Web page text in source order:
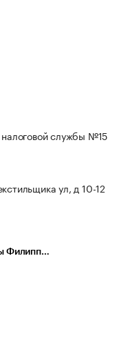
службы №15
ул, д 10-12
Филипп…